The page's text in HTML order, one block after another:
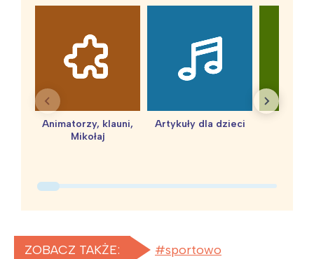
Animatorzy, klauni,
Mikołaj
Artykuły dla dzieci
ZOBACZ TAKŻE: sportowo